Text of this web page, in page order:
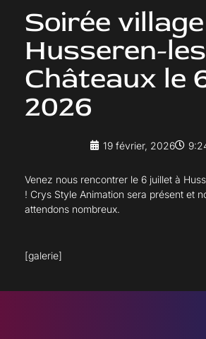
Soirée
Husseren-
Châteaux le
2026
19 février, 2026
Venez nous rencontrer le 6 juillet à
! Crys Style Animation sera présent et
attendons nombreux.
[galerie]